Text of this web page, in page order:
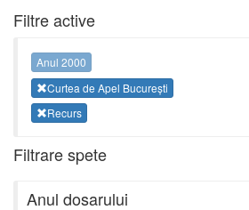
Filtre active
Anul 2000
Curtea de Apel București
Recurs
Filtrare spete
Anul dosarului